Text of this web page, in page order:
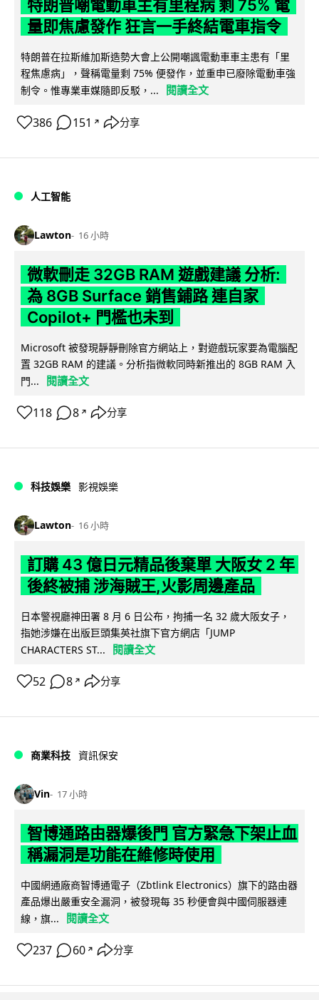
特朗普嘲電動車主有里程病 剩 75% 電
量即焦慮發作 狂言一手終結電車指令
特朗普在拉斯維加斯造勢大會上公開嘲諷電動車車主患有「里
程焦慮病」，聲稱電量剩 75% 便發作，並重申已廢除電動車強
制令。惟專業車媒隨即反駁，...
閱讀全文
386 151 ↗ 分享
人工智能
Lawton 16 小時
微軟刪走 32GB RAM 遊戲建議 分析:
為 8GB Surface 銷售鋪路 連自家
Copilot+ 門檻也未到
Microsoft 被發現靜靜刪除官方網站上，對遊戲玩家要為電腦配
置 32GB RAM 的建議。分析指微軟同時新推出的 8GB RAM 入
門...
閱讀全文
118 8 ↗ 分享
科技娛樂 影視娛樂
Lawton 16 小時
訂購 43 億日元精品後棄單 大阪女 2 年
後終被捕 涉海賊王,火影周邊產品
日本警視廳神田署 8 月 6 日公布，拘捕一名 32 歲大阪女子，
指她涉嫌在出版巨頭集英社旗下官方網店「JUMP
CHARACTERS ST...
閱讀全文
52 8 ↗ 分享
商業科技 資訊保安
Vin 17 小時
智博通路由器爆後門 官方緊急下架止血
稱漏洞是功能在維修時使用
中國網通廠商智博通電子（Zbtlink Electronics）旗下的路由器
產品爆出嚴重安全漏洞，被發現每 35 秒便會與中國伺服器連
線，旗...
閱讀全文
237 60 ↗ 分享